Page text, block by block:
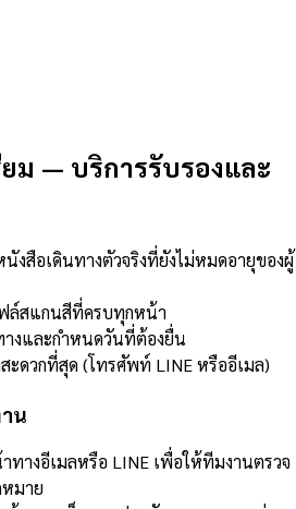
ม — บริการรับรองและ
งสือเดินทางตัวจริงที่ยังไม่หมดอายุของผู้
ฟล์สแกนสีที่ครบทุกหน้า
งและกำหนดวันที่ต้องยื่น
ะดวกที่สุด (โทรศัพท์ LINE หรืออีเมล)
น
ทางอีเมลหรือ LINE เพื่อให้ทีมงานตรวจ
มาย